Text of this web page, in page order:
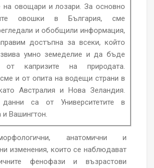
на овощари и лозари. За основно
овошки в България, сме
и обобщили информация,
достъпна за всеки, който
умно земеделие и да бъде
от капризите на природата.
и от опита на водещи страни в
Австралия и Нова Зеландия.
данни са от Университетите в
Вашингтон.
анатомични и
изменения, които се наблюдават
фенофази и възрастови